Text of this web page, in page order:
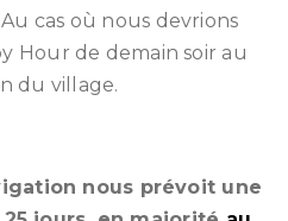
Au cas où nous devrions
Hour de demain soir au
du village.
nous prévoit une